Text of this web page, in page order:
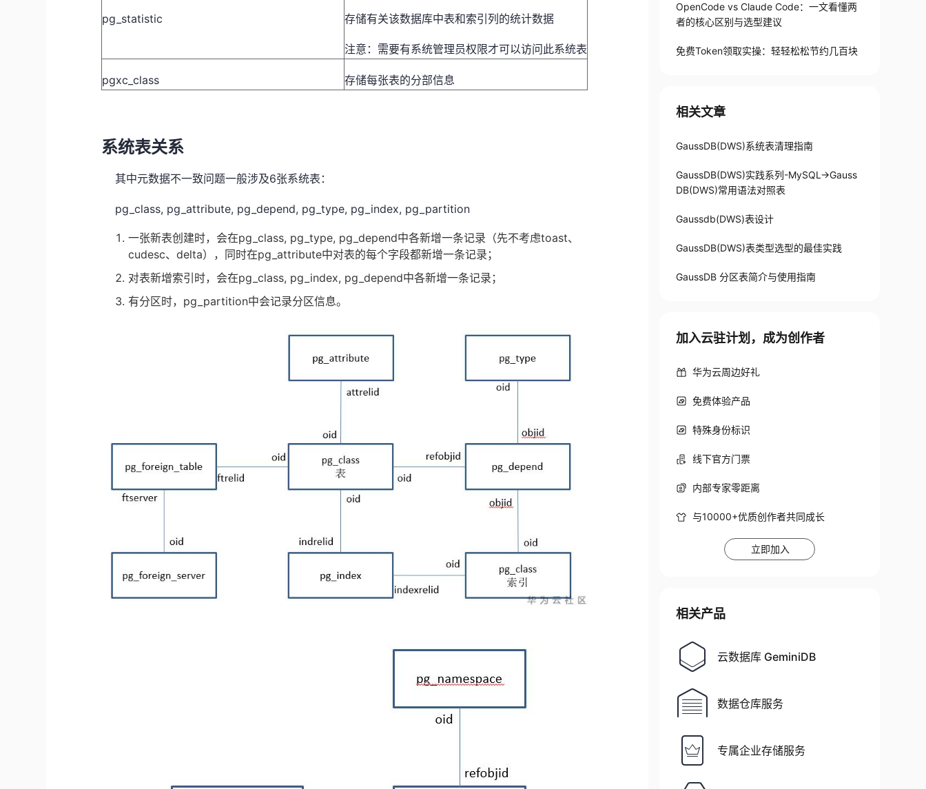
pg_statistic 存储有关该数据库中表和索引列的统计数据
注意：需要有系统管理员权限才可以访问此系统表
pgxc_class 存储每张表的分部信息
系统表关系
其中元数据不一致问题一般涉及6张系统表：
pg_class, pg_attribute, pg_depend, pg_type, pg_index, pg_partition
一张新表创建时，会在pg_class, pg_type, pg_depend中各新增一条记录（先不考虑toast、
cudesc、delta），同时在pg_attribute中对表的每个字段都新增一条记录；
对表新增索引时，会在pg_class, pg_index, pg_depend中各新增一条记录；
有分区时， pg_partition中会记录分区信息。
OpenCode vs Claude Code：一文看懂两
者的核心区别与选型建议
免费Token领取实操：轻轻松松节约几百块
相关文章
GaussDB(DWS)系统表清理指南
GaussDB(DWS)实践系列-MySQL->Gauss
DB(DWS)常用语法对照表
Gaussdb(DWS)表设计
GaussDB(DWS)表类型选型的最佳实践
GaussDB 分区表简介与使用指南
加入云驻计划，成为创作者
华为云周边好礼
免费体验产品
特殊身份标识
线下官方门票
内部专家零距离
与10000+优质创作者共同成长
立即加入
相关产品
云数据库 GeminiDB
数据仓库服务
专属企业存储服务